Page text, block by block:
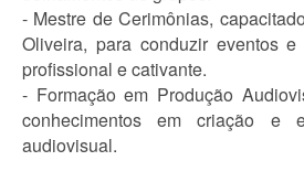
- Mestre de Cerimônias,
Oliveira, para conduzir eventos
profissional e cativante.
- Formação em Produção
conhecimentos em criação e
audiovisual.